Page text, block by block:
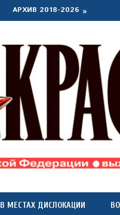
АРХИВ 2018-2026
В МЕСТАХ ДИСЛОКАЦИИ